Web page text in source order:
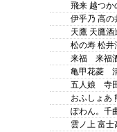
芳醇ゆず酒 う
り 柚子成分無
詰 720ml 新
飛来 越つか
伊乎乃 高の
天鷹 天鷹酒
松の寿 松井
来福 来福
亀甲花菱
五人娘 寺
おふしょあ
ぽわん。千
雲ノ上 富士